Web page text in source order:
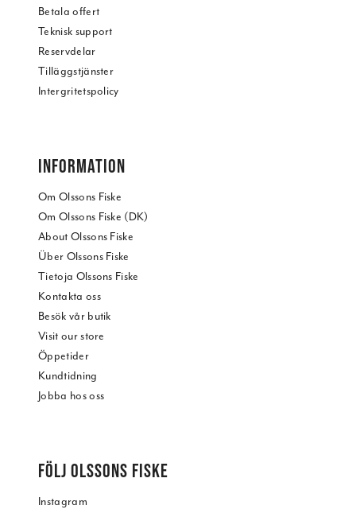
Betala offert
Teknisk support
Reservdelar
Tilläggstjänster
Intergritetspolicy
INFORMATION
Om Olssons Fiske
Om Olssons Fiske (DK)
About Olssons Fiske
Über Olssons Fiske
Tietoja Olssons Fiske
Kontakta oss
Besök vår butik
Visit our store
Öppetider
Kundtidning
Jobba hos oss
FÖLJ OLSSONS FISKE
Instagram